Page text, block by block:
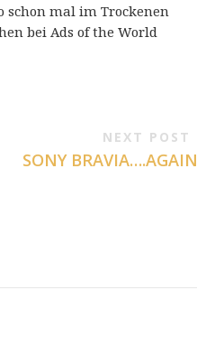
schon mal im Trockenen
bei Ads of the World
NEXT POST
SONY BRAVIA….AGAIN